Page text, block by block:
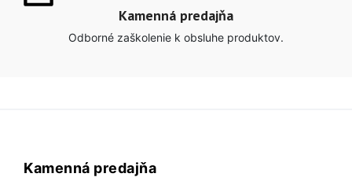
Kamenná predajňa
Odborné zaškolenie k obsluhe produktov.
Kamenná predajňa